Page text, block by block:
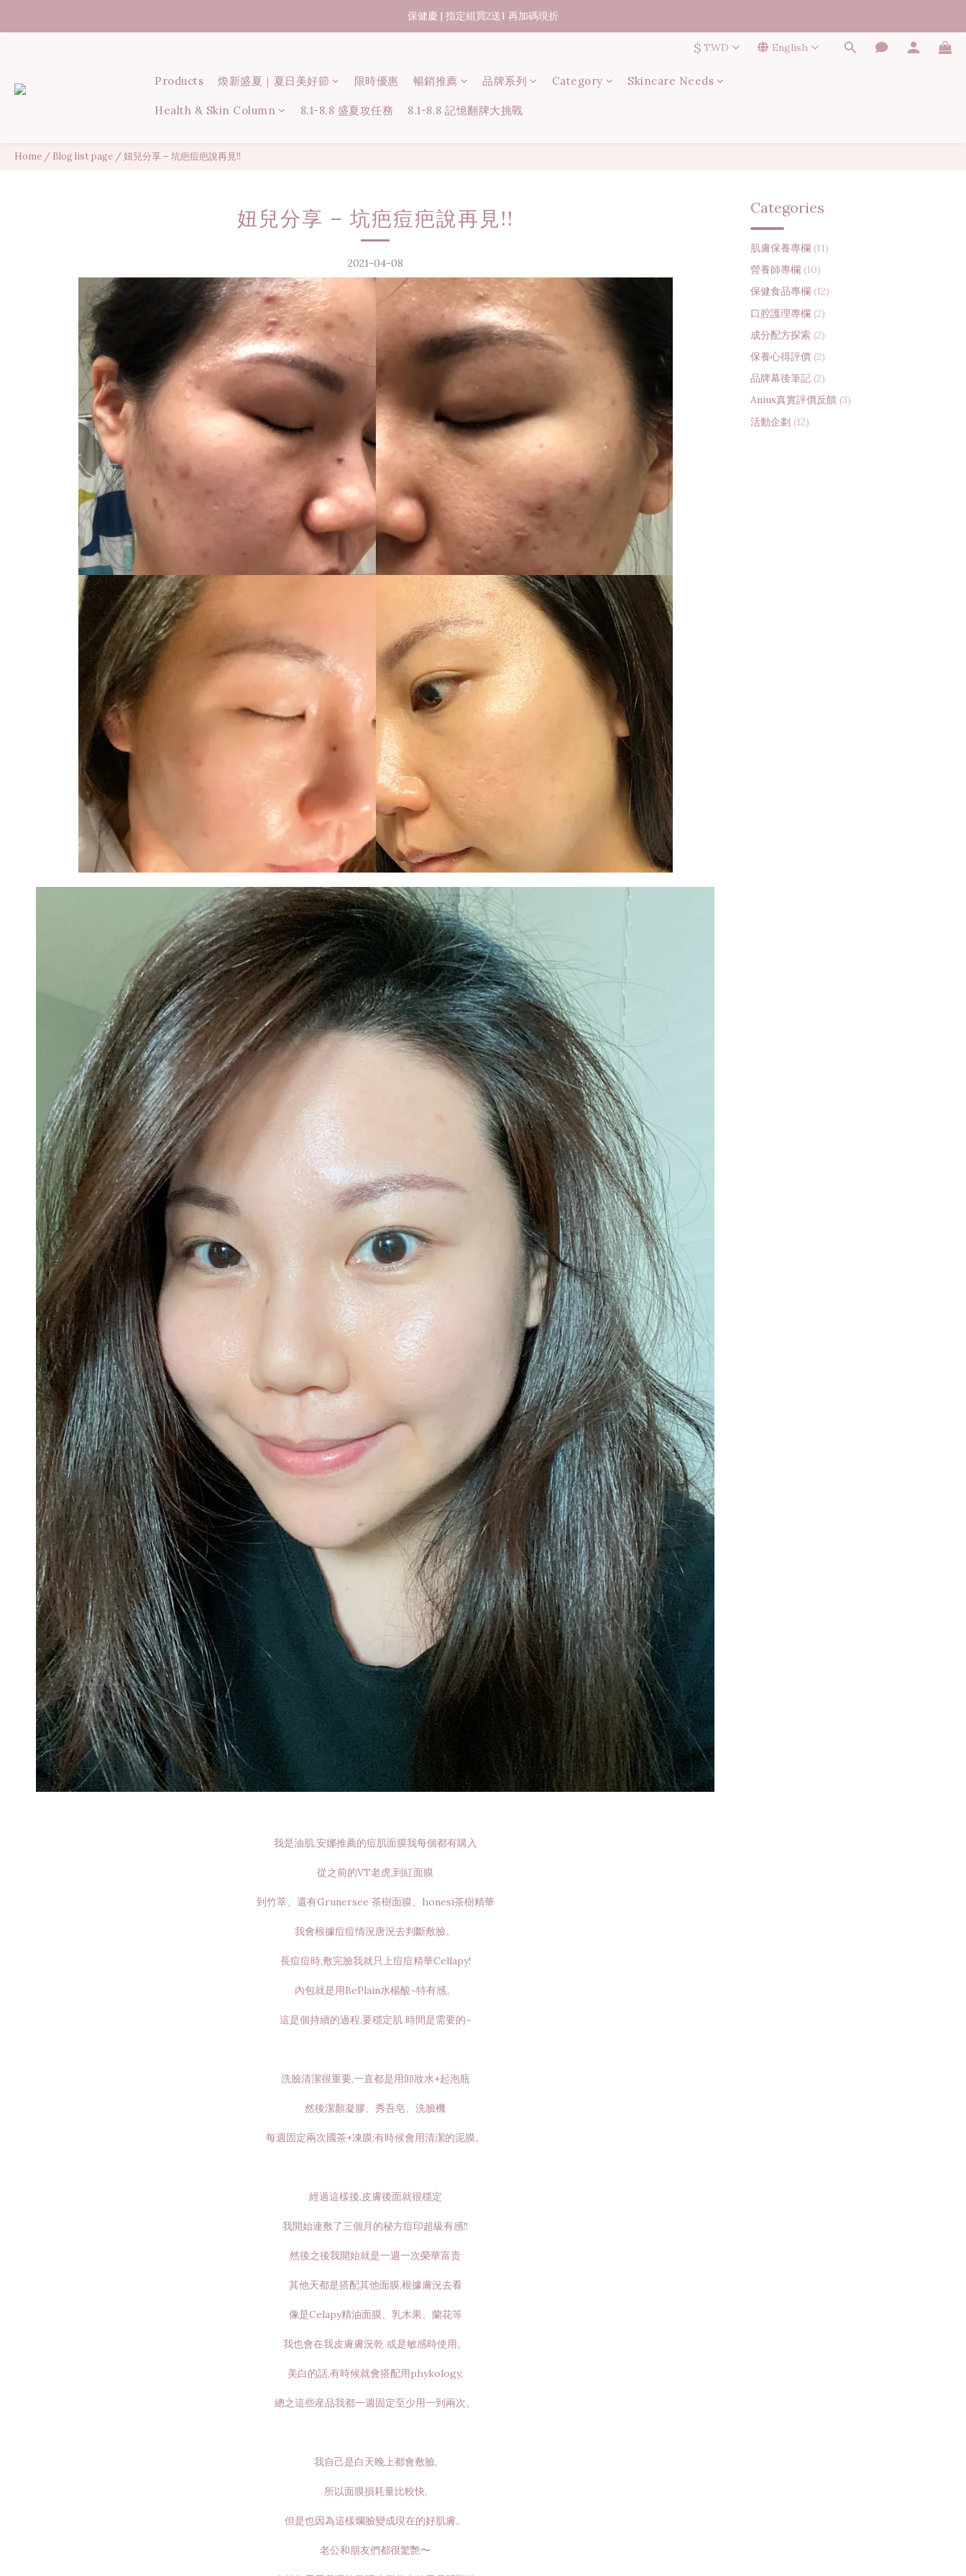
07/31-08/08 煥新盛夏 | 夏日美好節
出貨時間15-45個工作天
$ TWD English
Products 煥新盛夏｜夏日美好節 限時優惠 暢銷推薦 品牌系列 Category Skincare Needs
Health & Skin Column 8.1-8.8 盛夏攻任務 8.1-8.8 記憶翻牌大挑戰
Home / Blog list page / 妞兒分享 – 坑疤痘疤說再見!!
妞兒分享 – 坑疤痘疤說再見!!
2021-04-08
我是油肌,安娜推薦的痘肌面膜我每個都有購入
從之前的VT老虎,到紅面膜
到竹萃、還有Grunersee 茶樹面膜、honesi茶樹精華
我會根據痘痘情況唐況去判斷敷臉。
長痘痘時,敷完臉我就只上痘痘精華Cellapy!
內包就是用BePlain水楊酸~特有感。
這是個持續的過程,要穩定肌 時間是需要的~
洗臉清潔很重要,一直都是用卸妝水+起泡瓶
然後潔顏凝膠、秀吾皂、洗臉機
每週固定兩次國茶+凍膜;有時候會用清潔的泥膜。
經過這樣後,皮膚後面就很穩定
我開始連敷了三個月的秘方痘印超級有感!!
然後之後我開始就是一週一次榮華富贵
其他天都是搭配其他面膜,根據膚況去看
像是Celapy精油面膜、乳木果、蘭花等
我也會在我皮膚膚況乾 或是敏感時使用。
美白的話,有時候就會搭配用phykology,
總之這些産品我都一週固定至少用一到兩次。
我自己是白天晚上都會敷臉,
所以面膜損耗量比較快,
但是也因為這樣爛臉變成現在的好肌膚。
老公和朋友們都很驚艷〜
Categories
肌膚保養專欄 (11)
營養師專欄 (10)
保健食品專欄 (12)
口腔護理專欄 (2)
成分配方探索 (2)
保養心得評價 (2)
品牌幕後筆記 (2)
Anius真實評價反饋 (3)
活動企劃 (12)